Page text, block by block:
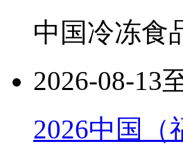
中国冷冻食
2026-08-13
2026中国（